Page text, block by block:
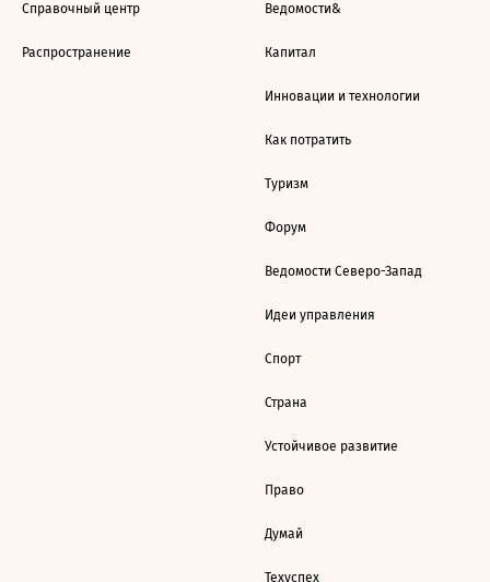
Справочный центр
Распространение
Ведомости&
Капитал
Инновации и технологии
Как потратить
Туризм
Форум
Ведомости Северо-Запад
Идеи управления
Спорт
Страна
Устойчивое развитие
Право
Думай
Техуспех